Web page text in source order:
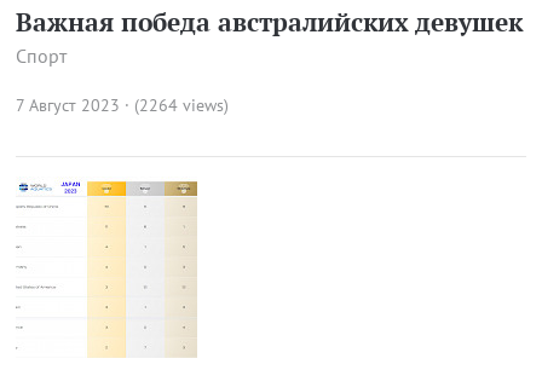
Важная победа австралийских девушек
Спорт
7 Август 2023 · (2264 views)